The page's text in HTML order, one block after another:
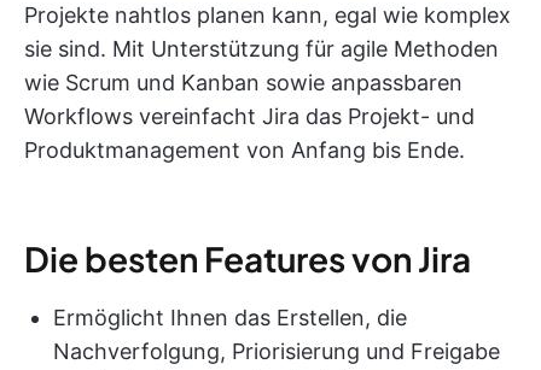
Projekte nahtlos planen kann, egal wie komplex
sie sind. Mit Unterstützung für agile Methoden
wie Scrum und Kanban sowie anpassbaren
Workflows vereinfacht Jira das Projekt- und
Produktmanagement von Anfang bis Ende.
Die besten Features von Jira
Ermöglicht Ihnen das Erstellen, die
Nachverfolgung, Priorisierung und Freigabe